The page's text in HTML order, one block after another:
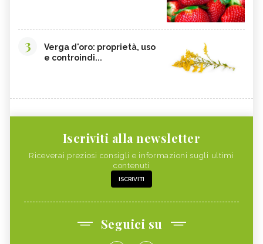
3
Verga d'oro: proprietà, uso
e controindi...
Iscriviti alla newsletter
Riceverai preziosi consigli e informazioni sugli ultimi
contenuti
ISCRIVITI
Seguici su